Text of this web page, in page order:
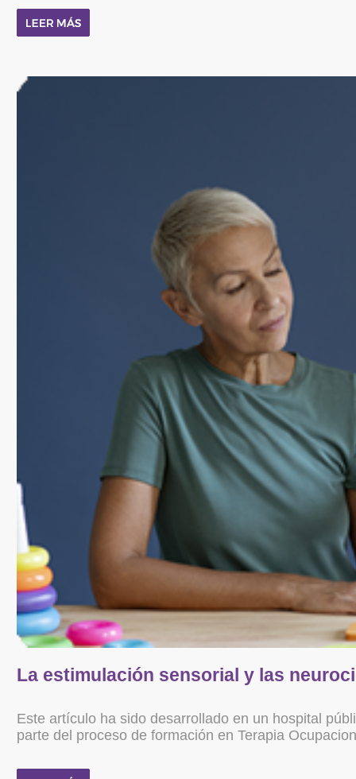
La estimulación sensorial y las
Este artículo ha sido desarrollado en un hospital
parte del proceso de formación en Terapia